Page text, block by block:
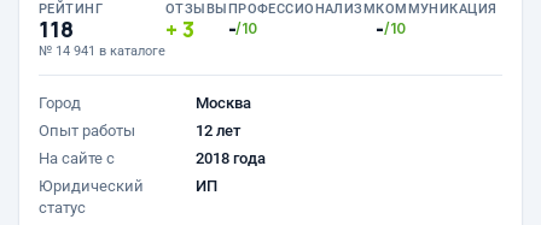
РЕЙТИНГ
118
№ 14 941 в каталоге
ОТЗЫВЫ
3
ПРОФЕССИОНАЛИЗМ
-/10
КОММУНИКАЦИЯ
-/10
Город
Москва
Опыт работы
12 лет
На сайте с
2018 года
Юридический
статус
ИП